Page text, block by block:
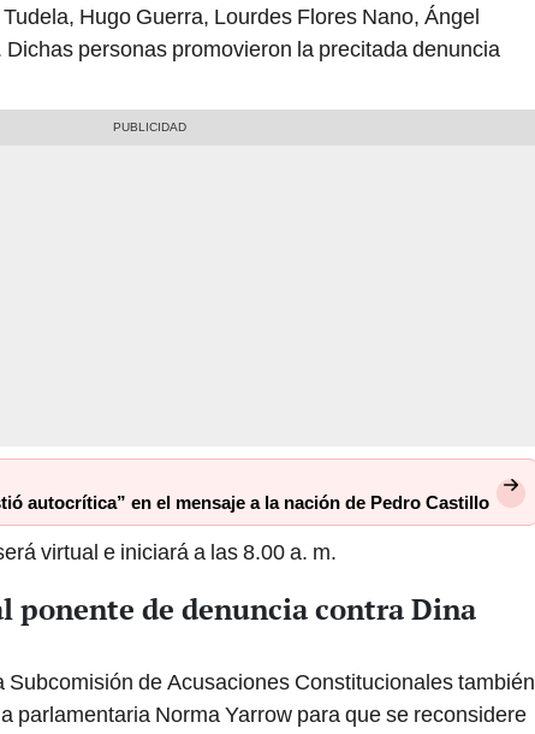
personas promovieron la precitada denuncia
autocrítica” en el mensaje a la nación de Pedro Castillo
virtual e iniciará a las 8.00 a. m.
de Acusaciones Constitucionales también
parlamentaria Norma Yarrow para que se reconsidere
Edgard Reymundo (Cambio Democrático) sobre la